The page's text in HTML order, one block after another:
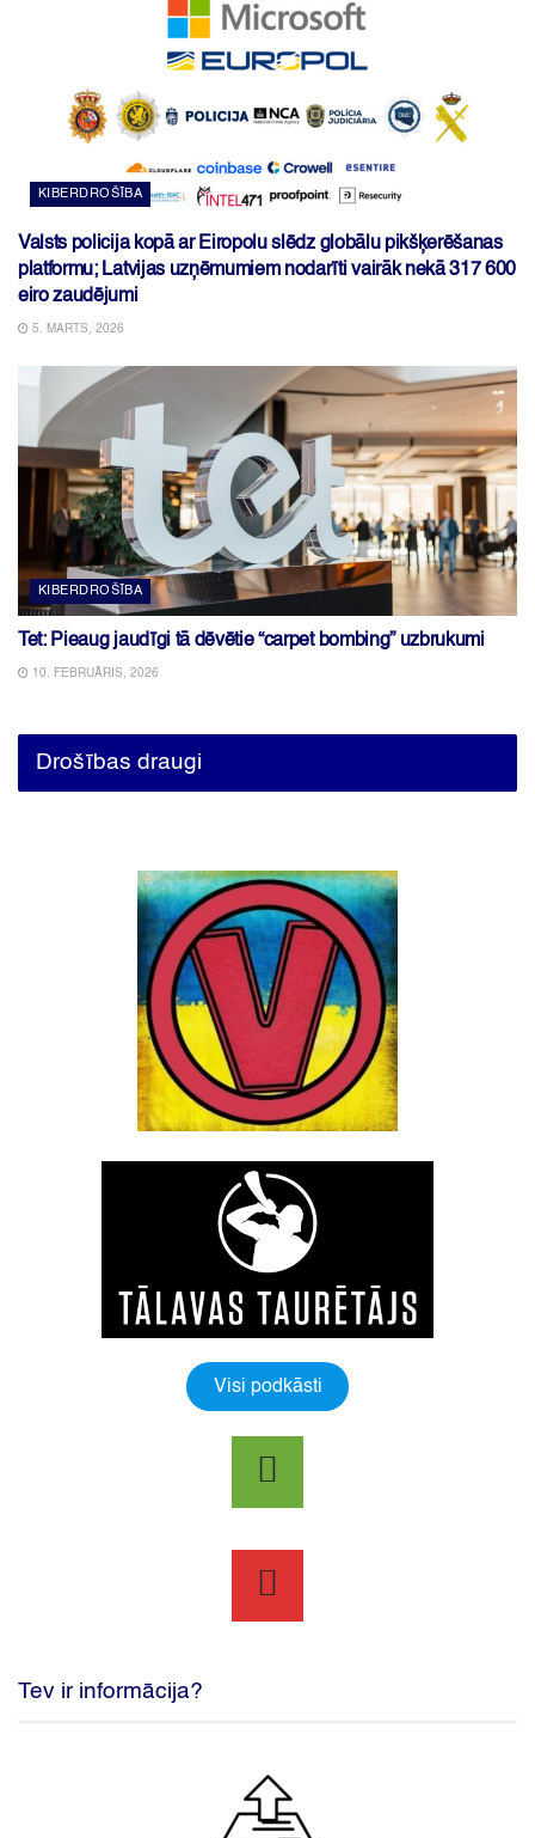
KIBERDROŠĪBA
Valsts policija kopā ar Eiropolu slēdz globālu pikšķerēšanas
platformu; Latvijas uzņēmumiem nodarīti vairāk nekā 317 600
eiro zaudējumi
5. MARTS, 2026
KIBERDROŠĪBA
Tet: Pieaug jaudīgi tā dēvētie “carpet bombing” uzbrukumi
10. FEBRUĀRIS, 2026
Drošības draugi
Visi podkāsti
Tev ir informācija?